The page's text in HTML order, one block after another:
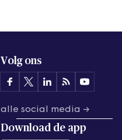
Volg ons
alle social media →
Download de app